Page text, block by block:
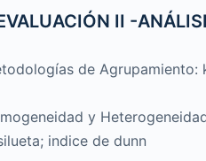
II -
de Agrupamiento:
y
indice de dunn